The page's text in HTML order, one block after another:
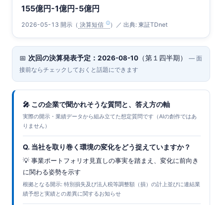
155億円-1億円-5億円
2026-05-13 開示（ 決算短信 ）／ 出典: 東証TDnet
📅 次回の決算発表予定：2026-08-10 （第１四半期） — 面
接前ならチェックしておくと話題にできます
🎤 この企業で聞かれそうな質問と、答え方の軸
実際の開示・業績データから組み立てた想定質問です（AIの創作ではあ
りません）
Q. 当社を取り巻く環境の変化をどう捉えていますか？
💡 事業ポートフォリオ見直しの事実を踏まえ、変化に前向き
に関わる姿勢を示す
根拠となる開示: 特別損失及び法人税等調整額（損）の計上並びに連結業
績予想と実績との差異に関するお知らせ